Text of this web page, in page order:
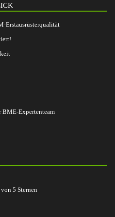
Erstausrüsterqualität
BME-Expertenteam
von 5 Sternen